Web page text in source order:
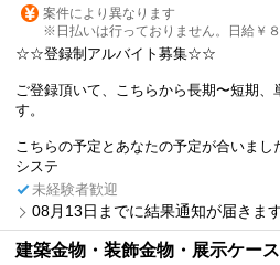
案件により異なります
※日払いは行っておりません。日給￥
☆☆登録制アルバイト募集☆☆
ご登録頂いて、こちらから長期〜短期、
す。
こちらの予定とあなたの予定が合いま
システ
未経験者歓迎
08月13日までに結果通知が届きま
建築金物・装飾金物・展示ケー